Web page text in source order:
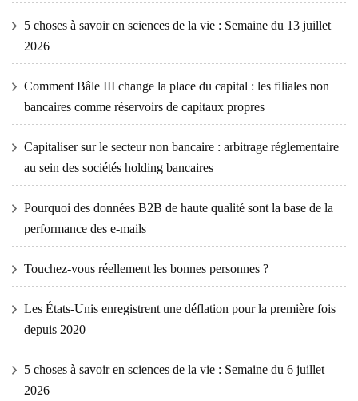
5 choses à savoir en sciences de la vie : Semaine du 13 juillet
2026
Comment Bâle III change la place du capital : les filiales non
bancaires comme réservoirs de capitaux propres
Capitaliser sur le secteur non bancaire : arbitrage réglementaire
au sein des sociétés holding bancaires
Pourquoi des données B2B de haute qualité sont la base de la
performance des e-mails
Touchez-vous réellement les bonnes personnes ?
Les États-Unis enregistrent une déflation pour la première fois
depuis 2020
5 choses à savoir en sciences de la vie : Semaine du 6 juillet
2026